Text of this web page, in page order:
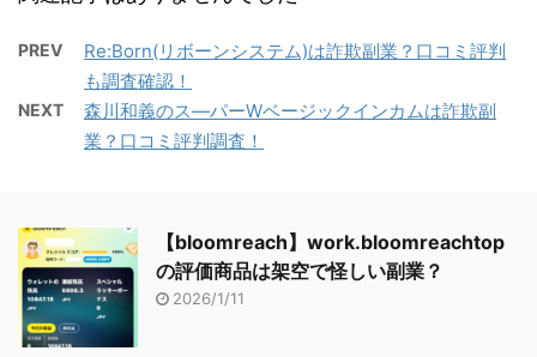
PREV
Re:Born(リボーンシステム)は詐欺副業？口コミ評判
も調査確認！
NEXT
森川和義のス―パーWベージックインカムは詐欺副
業？口コミ評判調査！
【bloomreach】work.bloomreachtop
の評価商品は架空で怪しい副業？
2026/1/11